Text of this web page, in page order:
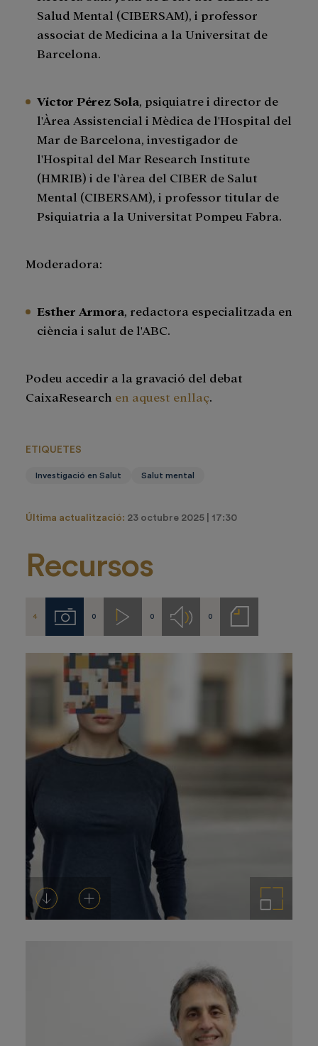
Salud Mental (CIBERSAM), i professor
associat de Medicina a la Universitat de
Barcelona.
Víctor Pérez Sola, psiquiatre i director de
l'Àrea Assistencial i Mèdica de l'Hospital del
Mar de Barcelona, ​​investigador de
l'Hospital del Mar Research Institute
(HMRIB) i de l'àrea del CIBER de Salut
Mental (CIBERSAM), i professor titular de
Psiquiatria a la Universitat Pompeu Fabra.
Moderadora:
Esther Armora, redactora especialitzada en
ciència i salut de l'ABC.
Podeu accedir a la gravació del debat
CaixaResearch en aquest enllaç.
ETIQUETES
Investigació en Salut Salut mental
Última actualització: 23 octubre 2025 | 17:30
Recursos
4 Imágenes
0 Videos
0 Audios
0
Notas
de
prensa
Descarregar-ho Afegeix a la cistella Amplia la imatge